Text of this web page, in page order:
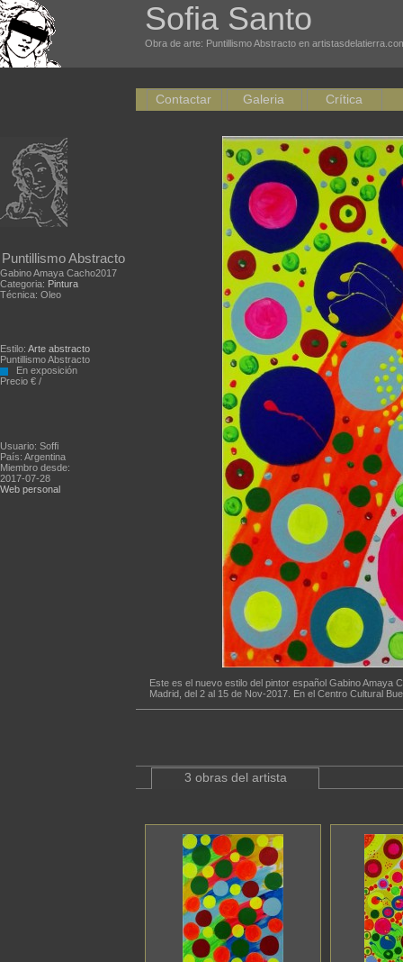
Sofia Santo
Obra de arte: Puntillismo Abstracto en
Puntillismo Abstracto
Gabino Amaya Cacho2017
Categoria: Pintura
Técnica: Oleo
Estilo: Arte abstracto
Puntillismo Abstracto
En exposición
Precio € /
Usuario: Soffi
País: Argentina
Miembro desde:
2017-07-28
Web personal
Contactar Galeria Crítica
Este es el nuevo estilo del pintor español Gabino
Madrid, del 2 al 15 de Nov-2017. En el Centro Cultural
3 obras del artista